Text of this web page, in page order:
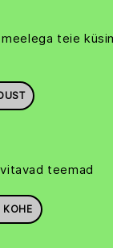
teie
teemad
KOHE